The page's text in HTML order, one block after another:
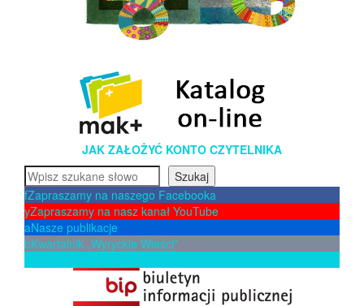
JAK ZAŁOŻYĆ KONTO CZYTELNIKA
Szukaj
Szukaj
fZapraszamy na naszego Facebooka
yZapraszamy na nasz kanał YouTube
aNasze publikacje
bKwartalnik „Wyryckie Wieści”